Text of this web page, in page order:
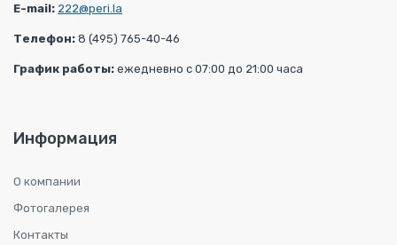
E-mail: 222@peri.la
Телефон: 8 (495) 765-40-46
График работы: ежедневно с 07:00 до 21:00 часа
Информация
О компании
Фотогалерея
Контакты